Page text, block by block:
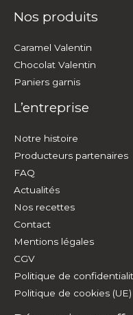
Nos produits
Caramel Valentin
Chocolat Valentin
Paniers garnis
L’entreprise
Notre histoire
Producteurs partenaires
FAQ
Actualités
Nos recettes
Contact
Mentions légales
CGV
Politique de
Politique de cookies (UE)